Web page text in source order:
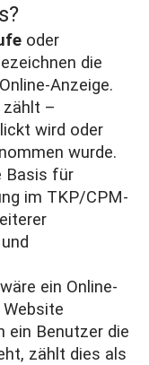
oder
die
Anzeige.
zählt –
wird oder
wurde.
Basis für
im TKP/CPM-
ein Online-
ein Benutzer die
zählt dies als